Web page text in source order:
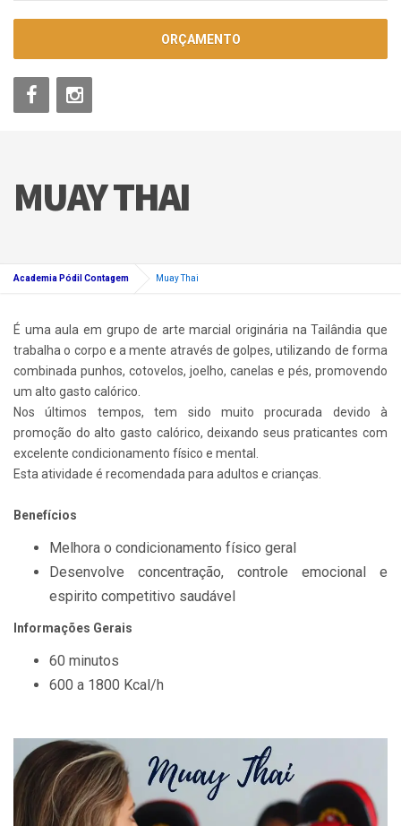
ORÇAMENTO
MUAY THAI
Academia Pódil Contagem Muay Thai
É uma aula em grupo de arte marcial originária na Tailândia que
trabalha o corpo e a mente através de golpes, utilizando de forma
combinada punhos, cotovelos, joelho, canelas e pés, promovendo
um alto gasto calórico.
Nos últimos tempos, tem sido muito procurada devido à
promoção do alto gasto calórico, deixando seus praticantes com
excelente condicionamento físico e mental.
Esta atividade é recomendada para adultos e crianças.
Benefícios
Melhora o condicionamento físico geral
Desenvolve concentração, controle emocional e
espirito competitivo saudável
Informações Gerais
60 minutos
600 a 1800 Kcal/h